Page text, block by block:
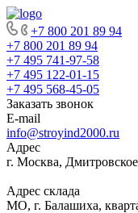
+7 800 201 89 94
+7 800 201 89 94
+7 495 741-97-58
+7 495 122-01-15
+7 495 568-45-05
Заказать звонок
E-mail
info@stroyind2000.ru
Адрес
г. Москва,
Адрес склада
МО, г. Балашиха,